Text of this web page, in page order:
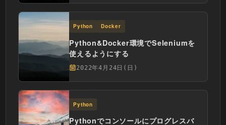
Python Docker
Python&Docker環境でSeleniumを
使えるようにする
2022年4月24日(日)
Python
Pythonでコンソールにプログレスバ